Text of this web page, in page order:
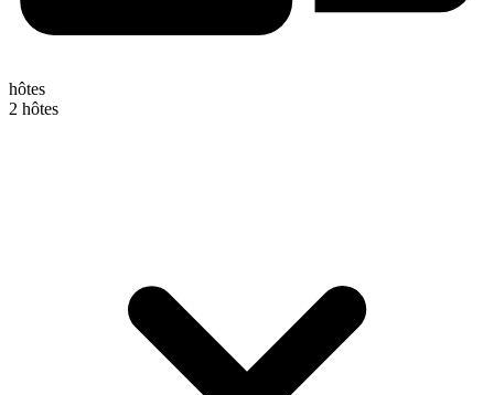
hôtes
2 hôtes